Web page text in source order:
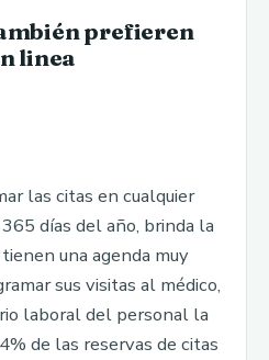
prefieren
linea
las citas en cualquier
días del año, brinda la
una agenda muy
sus visitas al médico,
laboral del personal la
de las reservas de citas